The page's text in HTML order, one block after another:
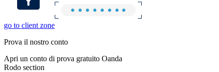
go to client zone
Prova il nostro conto
Apri un conto di prova gratuito Oanda
Rodo section